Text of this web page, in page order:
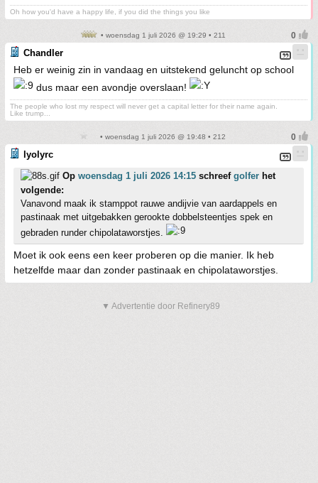
Oh how you'd have a happy life, if you did the things you like
• woensdag 1 juli 2026 @ 19:29 • 211
Chandler
Heb er weinig zin in vandaag en uitstekend geluncht op school
dus maar een avondje overslaan!
The people who lost my respect will never get a capital letter for their name again.
Like trump...
• woensdag 1 juli 2026 @ 19:48 • 212
lyolyrc
Op woensdag 1 juli 2026 14:15 schreef golfer het
volgende:
Vanavond maak ik stamppot rauwe andijvie van aardappels en
pastinaak met uitgebakken gerookte dobbelsteentjes spek en
gebraden runder chipolataworstjes.
Moet ik ook eens een keer proberen op die manier. Ik heb
hetzelfde maar dan zonder pastinaak en chipolataworstjes.
▼ Advertentie door Refinery89